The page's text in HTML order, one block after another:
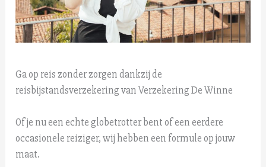
Ga op reis zonder zorgen dankzij de
reisbijstandsverzekering van Verzekering De Winne
Of je nu een echte globetrotter bent of een eerdere
occasionele reiziger, wij hebben een formule op jouw
maat.